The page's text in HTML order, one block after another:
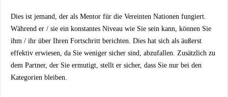
Dies ist jemand, der als Mentor für die Vereinten Nationen fungiert.
Während er / sie ein konstantes Niveau wie Sie sein kann, können Sie
ihm / ihr über Ihren Fortschritt berichten. Dies hat sich als äußerst
effektiv erwiesen, da Sie weniger sicher sind, abzufallen. Zusätzlich zu
dem Partner, der Sie ermutigt, stellt er sicher, dass Sie nur bei den
Kategorien bleiben.